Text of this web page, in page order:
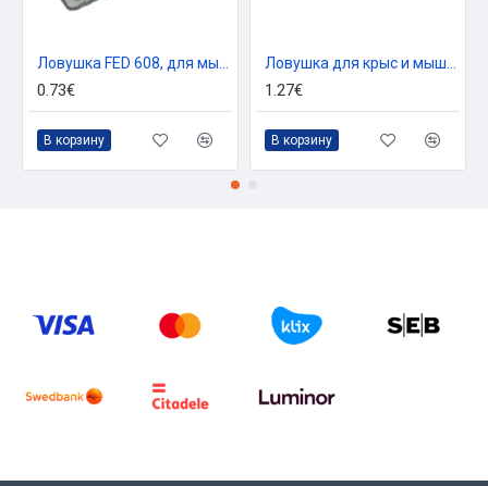
Ловушка FED 608, для мышей, жесть, 100х50 мм
0.73€
В корзину
Ловушка для крыс и мышей из клеевой доски, 19x13 см, Miсkey саts, без ядов
1.27€
В корзину